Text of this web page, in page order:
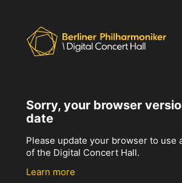
Sorry, your browser
date
Please update your browser to use
of the Digital Concert Hall.
Learn more